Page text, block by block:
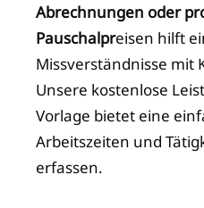
Abrechnungen oder
Pauschalpreisen hilft
Missverständnisse mit
Unsere kostenlose
Vorlage bietet eine
Arbeitszeiten und
erfassen.